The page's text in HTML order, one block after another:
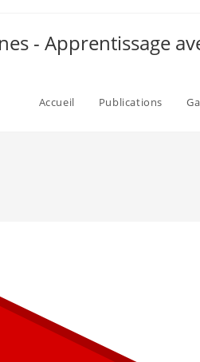
- Apprentissage
Accueil Publications